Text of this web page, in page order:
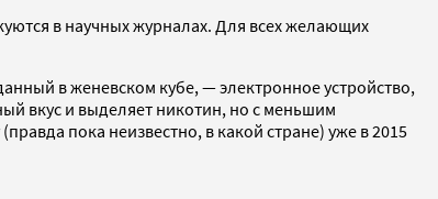
в научных журналах. Для всех желающих
в женевском кубе, — электронное устройство,
вкус и выделяет никотин, но с меньшим
пока неизвестно, в какой стране) уже в 2015